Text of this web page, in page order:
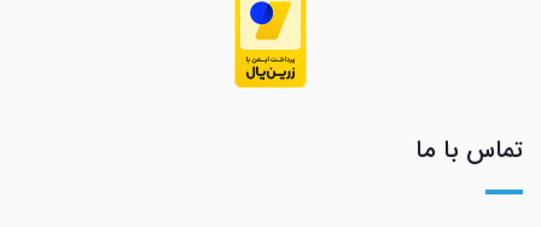
تماس با ما